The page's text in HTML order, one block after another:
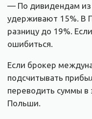
— По дивидендам
удерживают 15%. В
разницу до 19%.
ошибиться.
Если брокер
подсчитывать
переводить суммы в
Польши.